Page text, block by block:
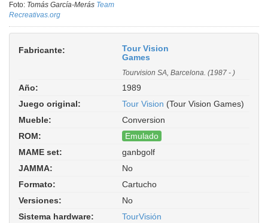
Foto: Tomás García-Merás Team
Recreativas.org
Fabricante:
Tour Vision
Games
Tourvision SA, Barcelona. (1987 - )
Año:
1989
Juego original:
Tour Vision (Tour Vision Games)
Mueble:
Conversion
ROM:
Emulado
MAME set:
ganbgolf
bootleg). ROM Parent: tourvis. Driver:
hash/pce_tourvision.xml
JAMMA:
No
Formato:
Cartucho
Versiones:
No
Sistema hardware:
TourVisión